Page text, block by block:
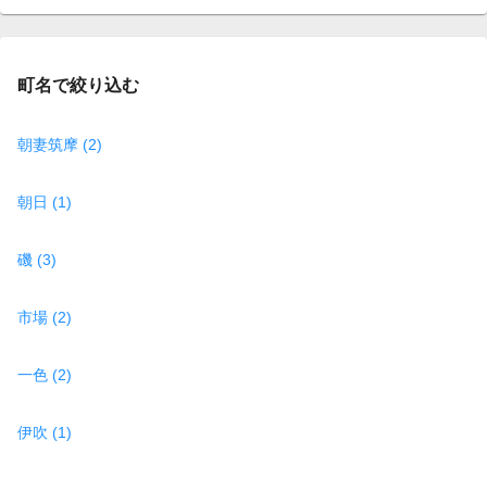
page
町名で絞り込む
朝妻筑摩 (2)
朝日 (1)
磯 (3)
市場 (2)
一色 (2)
伊吹 (1)